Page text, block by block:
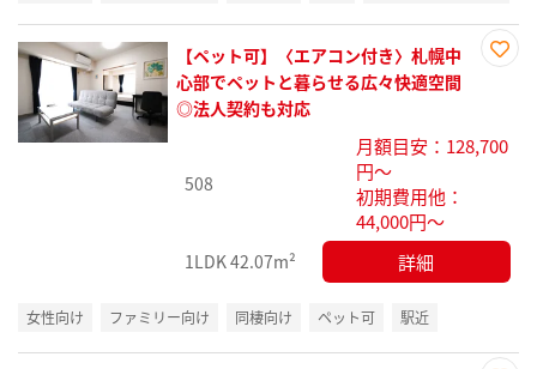
録
【ペット可】〈エアコン付き〉札幌中
心部でペットと暮らせる広々快適空間
◎法人契約も対応
508
月額目安：128,700
円～
初期費用他：
44,000円～
1LDK42.07m² 詳細
女性向け ファミリー向け 同棲向け ペット可 駅近